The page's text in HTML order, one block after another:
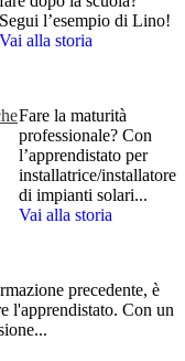
Segui l’esempio di Lino!
Vai alla storia
Fare la maturità
professionale? Con
l’apprendistato per
installatrice/installatore
di impianti solari...
Vai alla storia
precedente, è
l'apprendistato. Con un